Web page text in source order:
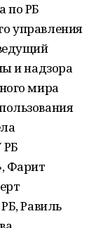
по РБ
управления
и надзора
мира
РБ
Фарит
Равиль